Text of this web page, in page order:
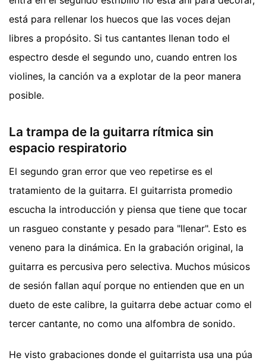
está para rellenar los huecos que las voces dejan
libres a propósito. Si tus cantantes llenan todo el
espectro desde el segundo uno, cuando entren los
violines, la canción va a explotar de la peor manera
posible.
La trampa de la guitarra rítmica sin
espacio respiratorio
El segundo gran error que veo repetirse es el
tratamiento de la guitarra. El guitarrista promedio
escucha la introducción y piensa que tiene que tocar
un rasgueo constante y pesado para "llenar". Esto es
veneno para la dinámica. En la grabación original, la
guitarra es percusiva pero selectiva. Muchos músicos
de sesión fallan aquí porque no entienden que en un
dueto de este calibre, la guitarra debe actuar como el
tercer cantante, no como una alfombra de sonido.
He visto grabaciones donde el guitarrista usa una púa